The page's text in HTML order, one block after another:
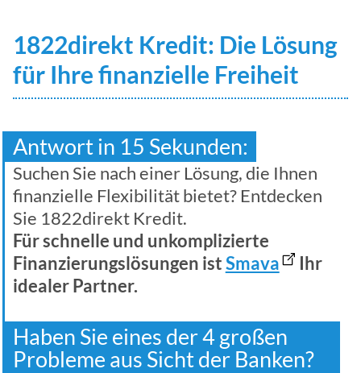
1822direkt Kredit: Die Lösung
für Ihre finanzielle Freiheit
Antwort in 15 Sekunden:
Suchen Sie nach einer Lösung, die Ihnen
finanzielle Flexibilität bietet? Entdecken
Sie 1822direkt Kredit.
Für schnelle und unkomplizierte
Finanzierungslösungen istSmava
Ihr
idealer Partner.
Haben Sie eines der 4 großen
Probleme aus Sicht der Banken?